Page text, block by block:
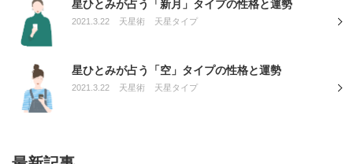
星ひとみが占う「新月」タイプの性格と運勢
2021.3.22 天星術 天星タイプ
星ひとみが占う「空」タイプの性格と運勢
2021.3.22 天星術 天星タイプ